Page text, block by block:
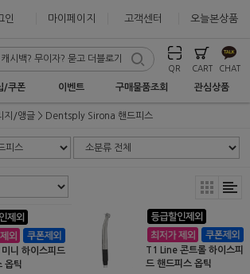
인 마이페이지 고객센터 오늘본상품
QR CART CHAT
/쿠폰 이벤트 구매물품조회 관심상품
지/앵글 Dentsply Sirona 핸드피스
니 하이스피드
옵틱
T1 Line 콘트롤 하이스피
드 핸드피스 옵틱